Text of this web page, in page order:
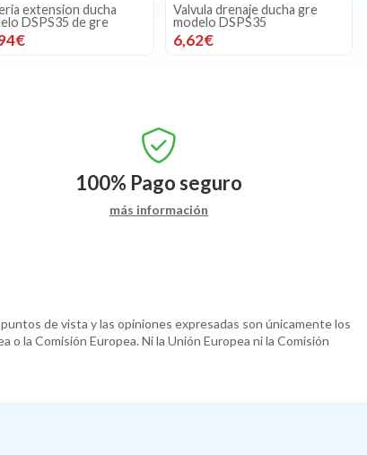
extension ducha
DSPS35 de gre
Valvula drenaje ducha gre
modelo DSPS35
6,62€
100% Pago seguro
más información
de vista y las opiniones expresadas son únicamente los
la Comisión Europea. Ni la Unión Europea ni la Comisión